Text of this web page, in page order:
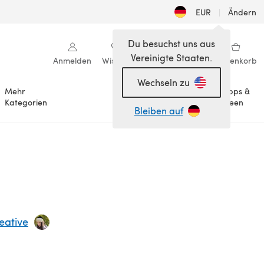
EUR | Ändern
Anmelden Wishlist Meine Bibliothek Warenkorb
Mehr
Kategorien
Anlässe
Tipps &
Ideen
Du besuchst uns aus
Vereinigte Staaten.
Wechseln zu
Bleiben auf